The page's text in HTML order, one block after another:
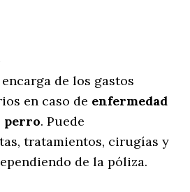
de los gastos
en caso de enfermedad
perro. Puede
tratamientos, cirugías y
de la póliza.